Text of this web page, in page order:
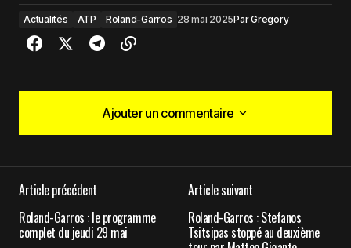
Actualités ATP Roland-Garros 28 mai 2025ParGregory
Ajouter un commentaire
Ajouter un commentaire
champs obligatoires sont indiqués avec*
Article précédent
Roland-Garros : le programme
complet du jeudi 29 mai
Article suivant
Roland-Garros : Stefanos
Tsitsipas stoppé au deuxième